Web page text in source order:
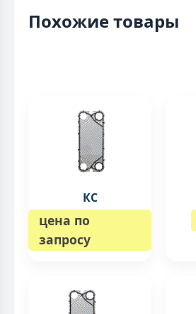
Похожие товары
КС
цена по
запросу